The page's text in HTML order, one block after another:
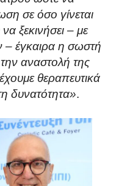
σε όσο γίνεται
ξεκινήσει – με
– έγκαιρα η σωστή
αναστολή της
θεραπευτικά
δυνατότητα».